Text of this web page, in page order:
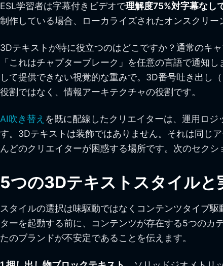
ESL学習者は字幕付きビデオで理解度75%対字幕なし
制作している場合、ローカライズされたオンスクリ
3Dテキストが特に役立つのはどこですか？通常のキ
「これはチャプターブレーク」を任意の言語で通知
して提供できない視覚的な重みで。3D番号吐き出し
役割ではなく、情報アーキテクチャの役割です。
AI吹き替え を既に配線したクリエイターは、運用ロ
す。3Dテキストは装飾ではありません。それは同じ
んどのクリエイターが困惑する場所です。次のセク
5つの3Dテキストスタイル
スタイルの選択は味駆動ではなくコンテンツタイプ
ターを起動する前に、コンテンツが存在する5つのカ
たのブランドが不安定であることを伝えます。